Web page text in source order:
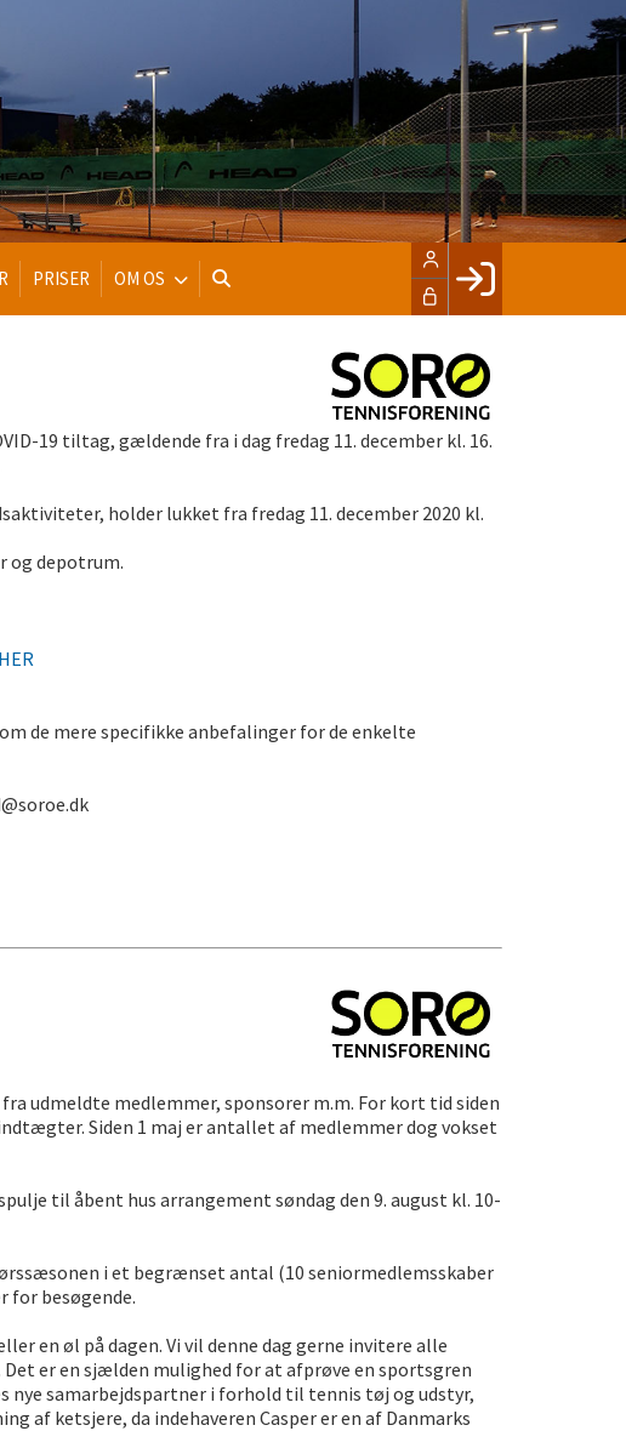
PRISER OM OS
19 tiltag, gældende fra i dag fredag 11. december kl. 16.
holder lukket fra fredag 11. december 2020 kl.
og depotrum.
HER
de mere specifikke anbefalinger for de enkelte
udmeldte medlemmer, sponsorer m.m. For kort tid siden
Siden 1 maj er antallet af medlemmer dog vokset
til åbent hus arrangement søndag den 9. august kl. 10-
i et begrænset antal (10 seniormedlemsskaber
for besøgende.
en øl på dagen. Vi vil denne dag gerne invitere alle
er en sjælden mulighed for at afprøve en sportsgren
nye samarbejdspartner i forhold til tennis tøj og udstyr,
af ketsjere, da indehaveren Casper er en af Danmarks